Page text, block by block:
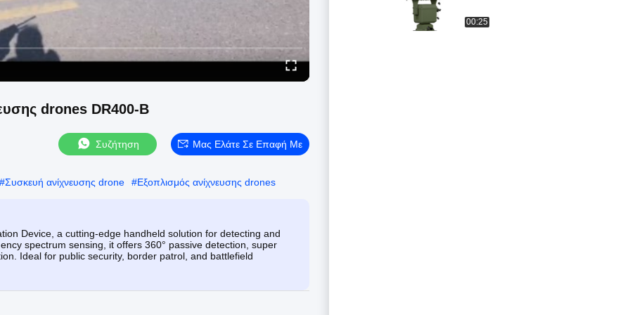
drones DR400-B
Συζήτηση Μας Ελάτε Σε Επαφή Με
#Συσκευή ανίχνευσης drone #Εξοπλισμός ανίχνευσης drones
Device, a cutting-edge handheld solution for detecting and
spectrum sensing, it offers 360° passive detection, super
Ideal for public security, border patrol, and battlefield
00:25